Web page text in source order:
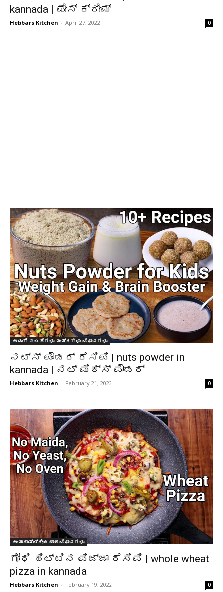
kannada | ಫೇಸ್ ಕ್ರೀಮ್
Hebbars Kitchen - April 27, 2022 0
ಅಡುಗೆ ಸಲಹೆಗಳು ತಂತ್ರಗಳು ವಿಧಾನಗಳು
ನಟ್ಸ್ ಪೌಡರ್ ರೆಸಿಪಿ | nuts powder in
kannada | ನಟ್ ಮಿಕ್ಸ್ ಪೌಡರ್
Hebbars Kitchen - February 21, 2022 0
ಅಂತಾರಾಷ್ಟ್ರೀಯ ಪಾಕವಿಧಾನಗಳು
ಗೋಧಿ ಹಿಟ್ಟಿನ ಪಿಜ್ಜಾ ರೆಸಿಪಿ | whole wheat
pizza in kannada
Hebbars Kitchen - February 19, 2022 0